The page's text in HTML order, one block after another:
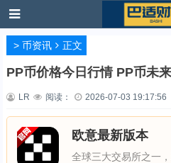
> 币资讯 正文
PP币价格今日行情 PP币未
LR 阅读： 2026-07-03 19:17:56
欧意最新版本
全球三大交易所之一